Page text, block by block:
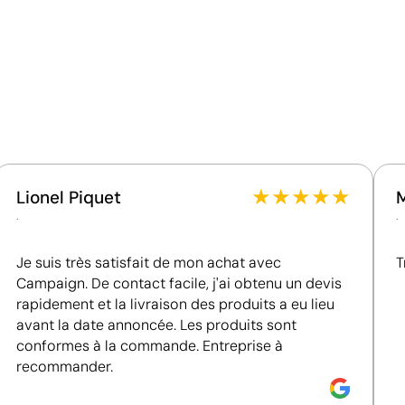
Fournisseur lié à une usine auditée selon une norme
reconnue, garantissant la vérification des
conditions de travail.
entreprises en matière de performance ESG.
Fournisseur certifié ISO 14001, attestant d'un
système de gestion environnementale structuré.
Lionel Piquet
.
★★★★★
Je suis très satisfait de mon achat avec
Campaign. De contact facile, j'ai obtenu un devis
rapidement et la livraison des produits a eu lieu
avant la date annoncée. Les produits sont
conformes à la commande. Entreprise à
recommander.
.